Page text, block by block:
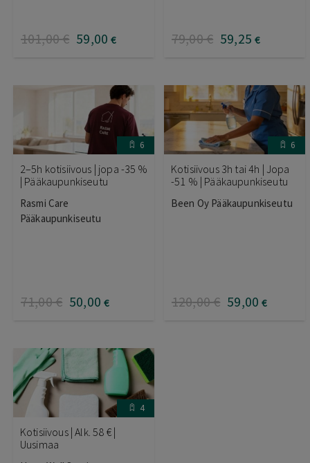
101,00€ 59,00 € 79,00€ 59,25 €
6
2–5h kotisiivous | jopa -35 %
| Pääkaupunkiseutu
Rasmi Care
Pääkaupunkiseutu
71,00€ 50,00 €
6
Kotisiivous 3h tai 4h | Jopa
-51 % | Pääkaupunkiseutu
Been Oy Pääkaupunkiseutu
120,00€ 59,00 €
4
Kotisiivous | Alk. 58 € |
Uusimaa